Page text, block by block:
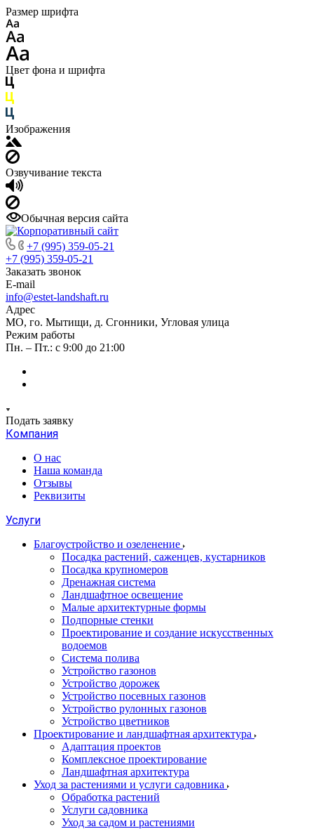
Размер шрифта
Цвет фона и шрифта
Изображения
Озвучивание текста
Обычная версия сайта
+7 (995) 359-05-21
+7 (995) 359-05-21
Заказать звонок
E-mail
info@estet-landshaft.ru
Адрес
МО, го. Мытищи, д. Сгонники, Угловая улица
Режим работы
Пн. – Пт.: с 9:00 до 21:00
Подать заявку
Компания
О нас
Наша команда
Отзывы
Реквизиты
Услуги
Благоустройство и озеленение
Посадка растений, саженцев, кустарников
Посадка крупномеров
Дренажная система
Ландшафтное освещение
Малые архитектурные формы
Подпорные стенки
Проектирование и создание искусственных
водоемов
Система полива
Устройство газонов
Устройство дорожек
Устройство посевных газонов
Устройство рулонных газонов
Устройство цветников
Проектирование и ландшафтная архитектура
Адаптация проектов
Комплексное проектирование
Ландшафтная архитектура
Уход за растениями и услуги садовника
Обработка растений
Услуги садовника
Уход за садом и растениями